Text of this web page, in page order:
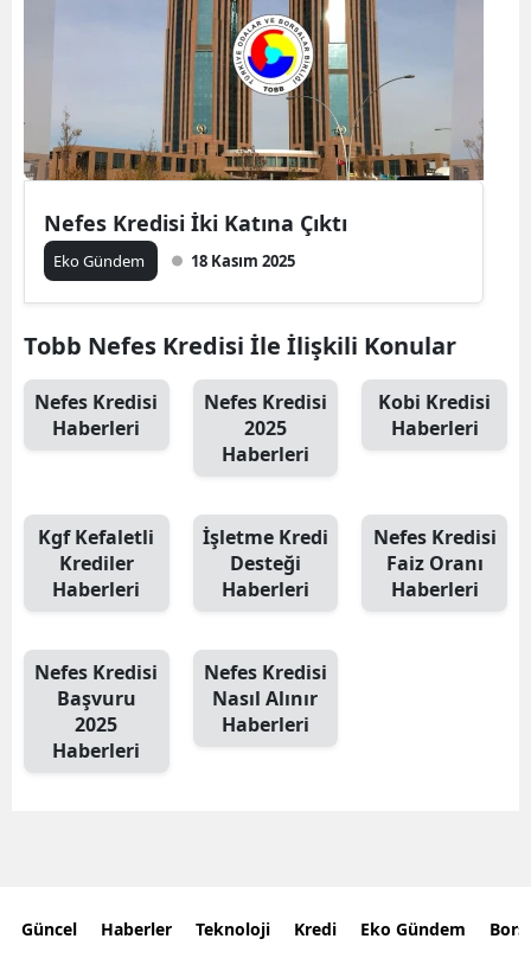
Nefes Kredisi İki Katına Çıktı
Eko Gündem 18 Kasım 2025
Tobb Nefes Kredisi İle İlişkili Konular
Nefes Kredisi
Haberleri
Nefes Kredisi
2025
Haberleri
Kobi Kredisi
Haberleri
Kgf Kefaletli
Krediler
Haberleri
İşletme Kredi
Desteği
Haberleri
Nefes Kredisi
Faiz Oranı
Haberleri
Nefes Kredisi
Başvuru
2025
Haberleri
Nefes Kredisi
Nasıl Alınır
Haberleri
Güncel Haberler Teknoloji Kredi Eko Gündem